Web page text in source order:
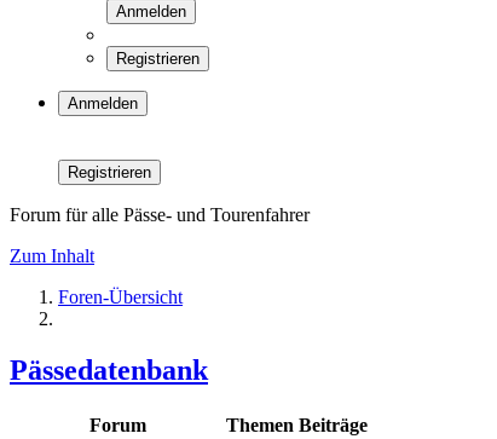
Anmelden
Registrieren
Anmelden
Registrieren
Forum für alle Pässe- und Tourenfahrer
Zum Inhalt
Foren-Übersicht
Pässedatenbank
Forum Themen Beiträge